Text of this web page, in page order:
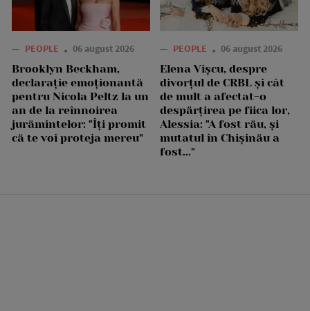
— PEOPLE 06 august 2026
Brooklyn Beckham,
declarație emoționantă
pentru Nicola Peltz la un
an de la reînnoirea
jurămintelor: "Îți promit
că te voi proteja mereu"
— PEOPLE 06 august 2026
Elena Vîșcu, despre
divorțul de CRBL și cât
de mult a afectat-o
despărțirea pe fiica lor,
Alessia: "A fost rău, și
mutatul în Chișinău a
fost..."